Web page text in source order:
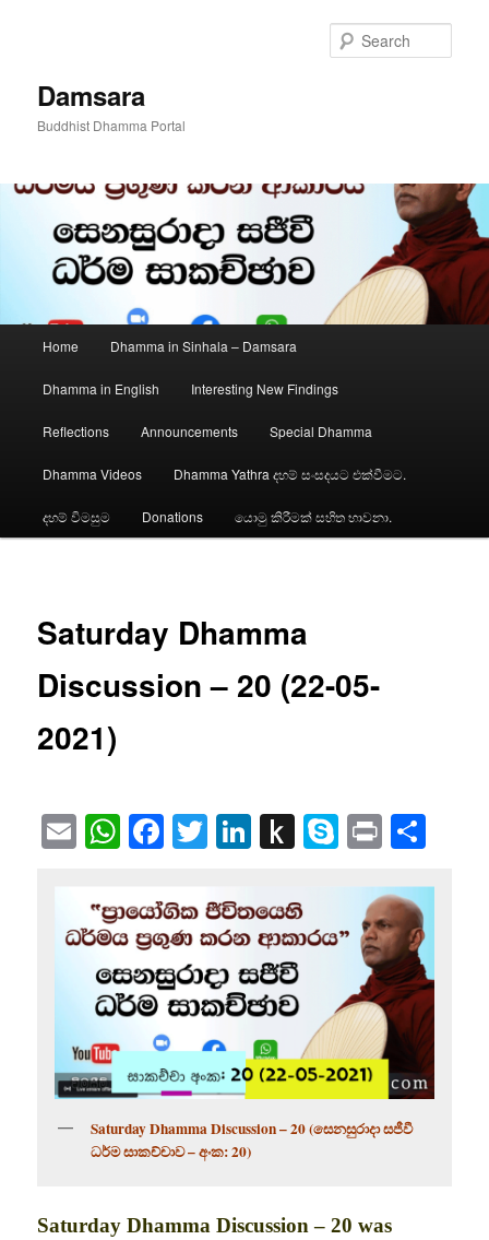
Damsara
Buddhist Dhamma Portal
Home Dhamma in Sinhala – Damsara
Dhamma in English Interesting New Findings
Reflections Announcements Special Dhamma
Dhamma Videos Dhamma Yathra දහම් සංසදයට එක්වීමට.
දහම් විමසුම Donations යොමු කිරීමක් සහිත භාවනා.
Saturday Dhamma
Discussion – 20 (22-05-
2021)
EmailWhatsApp
Facebook
Twitter
LinkedIn
Push
Kindle
Skype
Print
Saturday Dhamma Discussion – 20 (සෙනසුරාදා සජීවී
ධර්ම සාකච්චාව – අංක: 20)
Saturday Dhamma Discussion – 20 was